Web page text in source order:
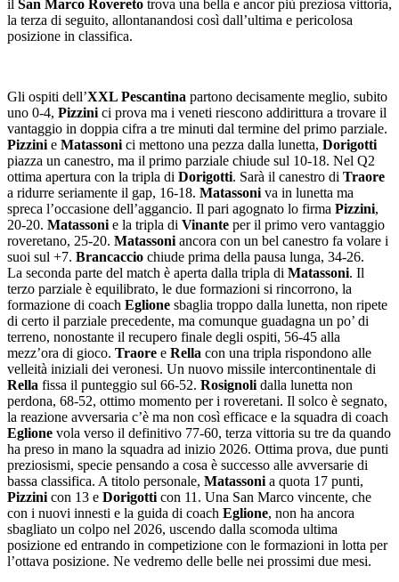
il San Marco Rovereto trova una bella e ancor più preziosa vittoria,
la terza di seguito, allontanandosi così dall’ultima e pericolosa
posizione in classifica.
Gli ospiti dell’XXL Pescantina partono decisamente meglio, subito
uno 0-4, Pizzini ci prova ma i veneti riescono addirittura a trovare il
vantaggio in doppia cifra a tre minuti dal termine del primo parziale.
Pizzini e Matassoni ci mettono una pezza dalla lunetta, Dorigotti
piazza un canestro, ma il primo parziale chiude sul 10-18. Nel Q2
ottima apertura con la tripla di Dorigotti. Sarà il canestro di Traore
a ridurre seriamente il gap, 16-18. Matassoni va in lunetta ma
spreca l’occasione dell’aggancio. Il pari agognato lo firma Pizzini,
20-20. Matassoni e la tripla di Vinante per il primo vero vantaggio
roveretano, 25-20. Matassoni ancora con un bel canestro fa volare i
suoi sul +7. Brancaccio chiude prima della pausa lunga, 34-26.
La seconda parte del match è aperta dalla tripla di Matassoni. Il
terzo parziale è equilibrato, le due formazioni si rincorrono, la
formazione di coach Eglione sbaglia troppo dalla lunetta, non ripete
di certo il parziale precedente, ma comunque guadagna un po’ di
terreno, nonostante il recupero finale degli ospiti, 56-45 alla
mezz’ora di gioco. Traore e Rella con una tripla rispondono alle
velleità iniziali dei veronesi. Un nuovo missile intercontinentale di
Rella fissa il punteggio sul 66-52. Rosignoli dalla lunetta non
perdona, 68-52, ottimo momento per i roveretani. Il solco è segnato,
la reazione avversaria c’è ma non così efficace e la squadra di coach
Eglione vola verso il definitivo 77-60, terza vittoria su tre da quando
ha preso in mano la squadra ad inizio 2026. Ottima prova, due punti
preziosismi, specie pensando a cosa è successo alle avversarie di
bassa classifica. A titolo personale, Matassoni a quota 17 punti,
Pizzini con 13 e Dorigotti con 11. Una San Marco vincente, che
con i nuovi innesti e la guida di coach Eglione, non ha ancora
sbagliato un colpo nel 2026, uscendo dalla scomoda ultima
posizione ed entrando in competizione con le formazioni in lotta per
l’ottava posizione. Ne vedremo delle belle nei prossimi due mesi.